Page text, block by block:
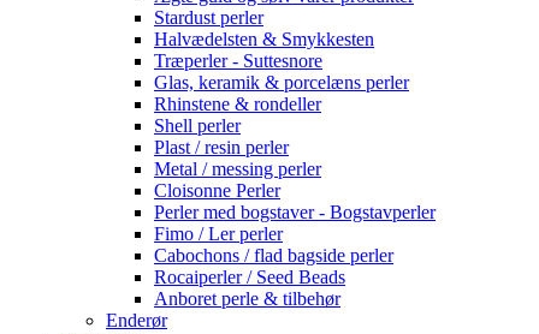
Stardust perler
Halvædelsten & Smykkesten
Træperler - Suttesnore
Glas, keramik & porcelæns perler
Rhinstene & rondeller
Shell perler
Plast / resin perler
Metal / messing perler
Cloisonne Perler
Perler med bogstaver - Bogstavperler
Fimo / Ler perler
Cabochons / flad bagside perler
Rocaiperler / Seed Beads
Anboret perle & tilbehør
Enderør